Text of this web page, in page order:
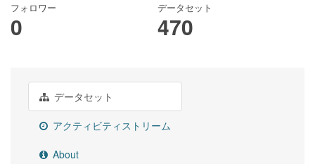
フォロワー
0
データセット
470
データセット
アクティビティストリーム
About